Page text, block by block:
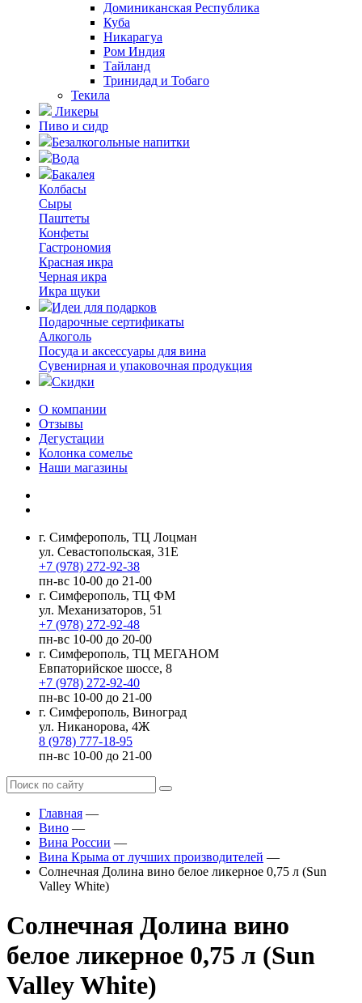
Доминиканская Республика
Куба
Никарагуа
Ром Индия
Тайланд
Тринидад и Тобаго
Текила
Ликеры
Пиво и сидр
Безалкогольные напитки
Вода
Бакалея
Колбасы
Сыры
Паштеты
Конфеты
Гастрономия
Красная икра
Черная икра
Икра щуки
Идеи для подарков
Подарочные сертификаты
Алкоголь
Посуда и аксессуары для вина
Сувенирная и упаковочная продукция
Скидки
О компании
Отзывы
Дегустации
Колонка сомелье
Наши магазины
г. Симферополь, ТЦ Лоцман
ул. Севастопольская, 31Е
+7 (978) 272-92-38
пн-вс 10-00 до 21-00
г. Симферополь, ТЦ ФМ
ул. Механизаторов, 51
+7 (978) 272-92-48
пн-вс 10-00 до 20-00
г. Симферополь, ТЦ МЕГАНОМ
Евпаторийское шоссе, 8
+7 (978) 272-92-40
пн-вс 10-00 до 21-00
г. Симферополь, Виноград
ул. Никанорова, 4Ж
8 (978) 777-18-95
пн-вс 10-00 до 21-00
Главная —
Вино —
Вина России —
Вина Крыма от лучших производителей —
Солнечная Долина вино белое ликерное 0,75 л (Sun
Valley White)
Солнечная Долина вино
белое ликерное 0,75 л (Sun
Valley White)